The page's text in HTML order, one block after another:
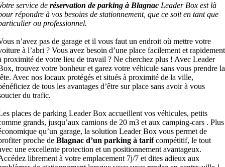
service de réservation de parking à Blagnac Leader Box est là
répondre à vos besoins de stationnement, que ce soit en tant que
ou professionnel.
n’avez pas de garage et il vous faut un endroit où mettre votre
à l’abri ? Vous avez besoin d’une place facilement et rapidement
proximité de votre lieu de travail ? Ne cherchez plus ! Avec Leader
trouvez votre bonheur et garez votre véhicule sans vous prendre la
Avec nos locaux protégés et situés à proximité de la ville,
de tous les avantages d’être sur place sans avoir à vous
du trafic.
places de parking Leader Box accueillent vos véhicules, petits
grands, jusqu’aux camions de 20 m3 et aux camping-cars . Plus
qu’un garage, la solution Leader Box vous permet de
proche de Blagnac d’un parking à tarifcompétitif, le tout
une excellente protection et un positionnement avantageux.
librement à votre emplacement 7j/7 et dites adieux aux